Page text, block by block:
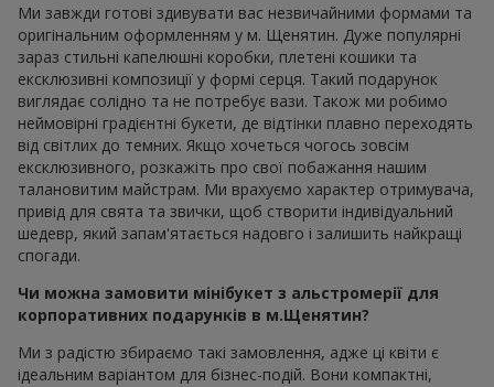
Ми завжди готові здивувати вас незвичайними формами та
оригінальним оформленням у м. Щенятин. Дуже популярні
зараз стильні капелюшні коробки, плетені кошики та
ексклюзивні композиції у формі серця. Такий подарунок
виглядає солідно та не потребує вази. Також ми робимо
неймовірні градієнтні букети, де відтінки плавно переходять
від світлих до темних. Якщо хочеться чогось зовсім
ексклюзивного, розкажіть про свої побажання нашим
талановитим майстрам. Ми врахуємо характер отримувача,
привід для свята та звички, щоб створити індивідуальний
шедевр, який запам'ятається надовго і залишить найкращі
спогади.
Чи можна замовити мінібукет з альстромерії для
корпоративних подарунків в м.Щенятин?
Ми з радістю збираємо такі замовлення, адже ці квіти є
ідеальним варіантом для бізнес-подій. Вони компактні,